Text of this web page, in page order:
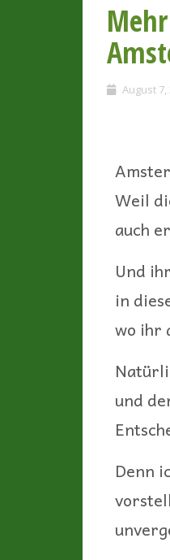
August 7,
Weil
auch
Und
in
wo ihr
und
Denn